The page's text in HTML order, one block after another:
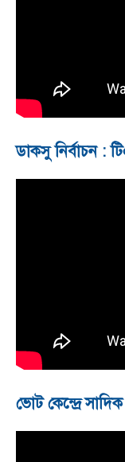
ডাকসু নির্বাচন :
ভোট কেন্দ্রে